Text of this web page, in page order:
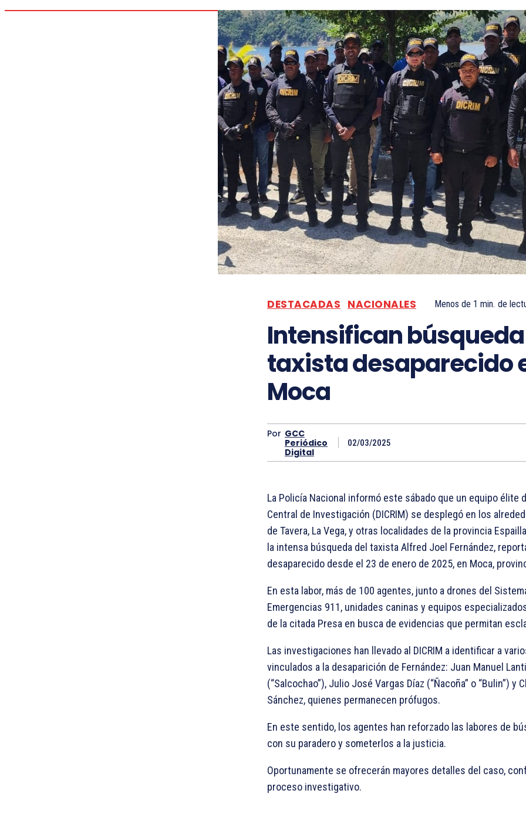
DESTACADAS NACIONALES Menos de 1 min. de
Intensifican
taxista desaparecido
Moca
Por GCC
Periódico
Digital
02/03/2025
La Policía Nacional informó este sábado que un equipo élite
Central de Investigación (DICRIM) se desplegó en los
de Tavera, La Vega, y otras localidades de la provincia
la intensa búsqueda del taxista Alfred Joel Fernández,
desaparecido desde el 23 de enero de 2025, en Moca,
En esta labor, más de 100 agentes, junto a drones del
Emergencias 911, unidades caninas y equipos
de la citada Presa en busca de evidencias que permitan
Las investigaciones han llevado al DICRIM a identificar a
vinculados a la desaparición de Fernández: Juan Manuel
(“Salcochao”), Julio José Vargas Díaz (“Ñacoña” o “Bulin”) y
Sánchez, quienes permanecen prófugos.
En este sentido, los agentes han reforzado las labores de
con su paradero y someterlos a la justicia.
Oportunamente se ofrecerán mayores detalles del caso,
proceso investigativo.